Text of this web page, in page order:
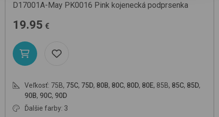
D17001A-May PK0016 Pink kojenecká podprsenka
19.95 €
Veľkosť: 75B, 75C, 75D, 80B, 80C, 80D, 80E, 85B, 85C, 85D,
90B, 90C, 90D
Ďalšie farby: 3